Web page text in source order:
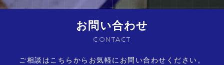
お問い合わせ
CONTACT
ご相談はこちらからお気軽にお問い合わせください。